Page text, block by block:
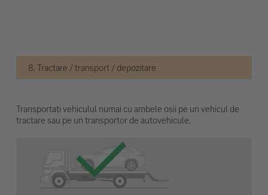
8. Tractare / transport / depozitare
Transportați vehiculul numai cu ambele osii pe un vehicul de
tractare sau pe un transportor de autovehicule.